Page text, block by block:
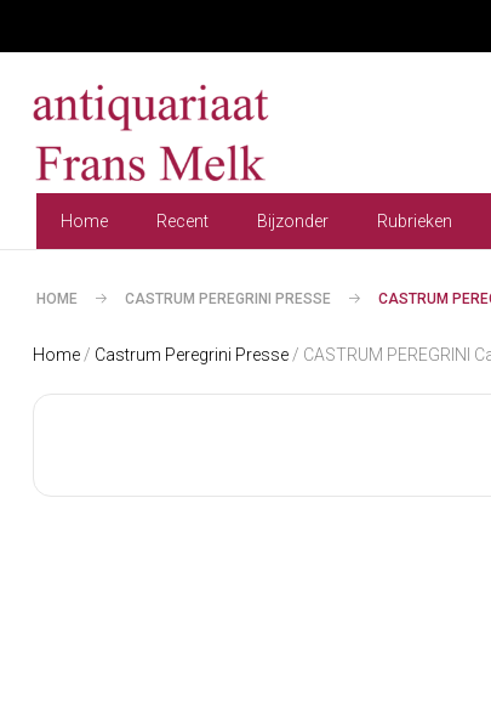
Home Recent Bijzonder Rubrieken
HOME CASTRUM PEREGRINI PRESSE CASTRUM
Home / Castrum Peregrini Presse / CASTRUM PEREGRINI